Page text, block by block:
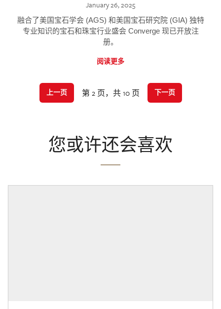
January 26, 2025
融合了美国宝石学会 (AGS) 和美国宝石研究院 (GIA) 独特
专业知识的宝石和珠宝行业盛会 Converge 现已开放注
册。
阅读更多
上一页 第 2 页，共 10 页 下一页
您或许还会喜欢